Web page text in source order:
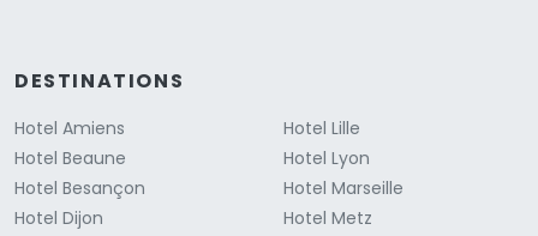
DESTINATIONS
Hotel Amiens
Hotel Beaune
Hotel Besançon
Hotel Dijon
Hotel Lille
Hotel Lyon
Hotel Marseille
Hotel Metz